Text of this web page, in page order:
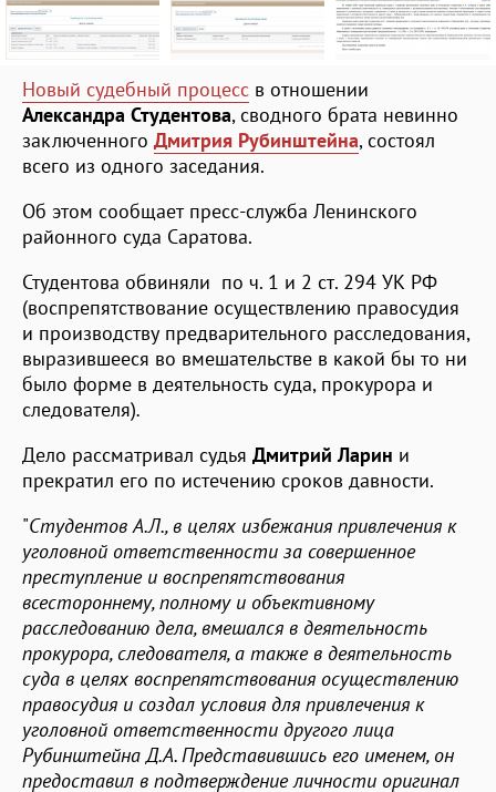
Новый судебный процесс в отношении
Александра Студентова, сводного брата невинно
заключенного Дмитрия Рубинштейна, состоял
всего из одного заседания.
Об этом сообщает пресс-служба Ленинского
районного суда Саратова.
Студентова обвиняли по ч. 1 и 2 ст. 294 УК РФ
(воспрепятствование осуществлению правосудия
и производству предварительного расследования,
выразившееся во вмешательстве в какой бы то ни
было форме в деятельность суда, прокурора и
следователя).
Дело рассматривал судья Дмитрий Ларин и
прекратил его по истечению сроков давности.
"Студентов А.Л., в целях избежания привлечения к
уголовной ответственности за совершенное
преступление и воспрепятствования
всестороннему, полному и объективному
расследованию дела, вмешался в деятельность
прокурора, следователя, а также в деятельность
суда в целях воспрепятствования осуществлению
правосудия и создал условия для привлечения к
уголовной ответственности другого лица
Рубинштейна Д.А. Представившись его именем, он
предоставил в подтверждение личности оригинал